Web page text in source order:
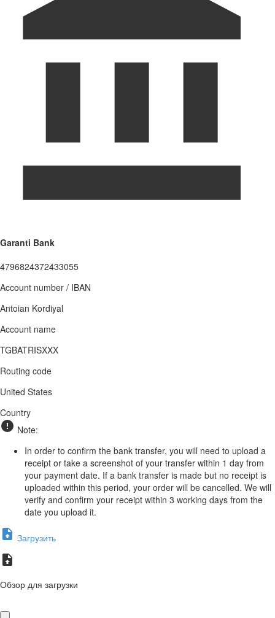
Garanti Bank
4796824372433055
Account number / IBAN
Antoian Kordiyal
Account name
TGBATRISXXX
Routing code
United States
Country
Note:
In order to confirm the bank transfer, you will need to upload a
receipt or take a screenshot of your transfer within 1 day from
your payment date. If a bank transfer is made but no receipt is
uploaded within this period, your order will be cancelled. We will
verify and confirm your receipt within 3 working days from the
date you upload it.
Загрузить
Обзор для загрузки